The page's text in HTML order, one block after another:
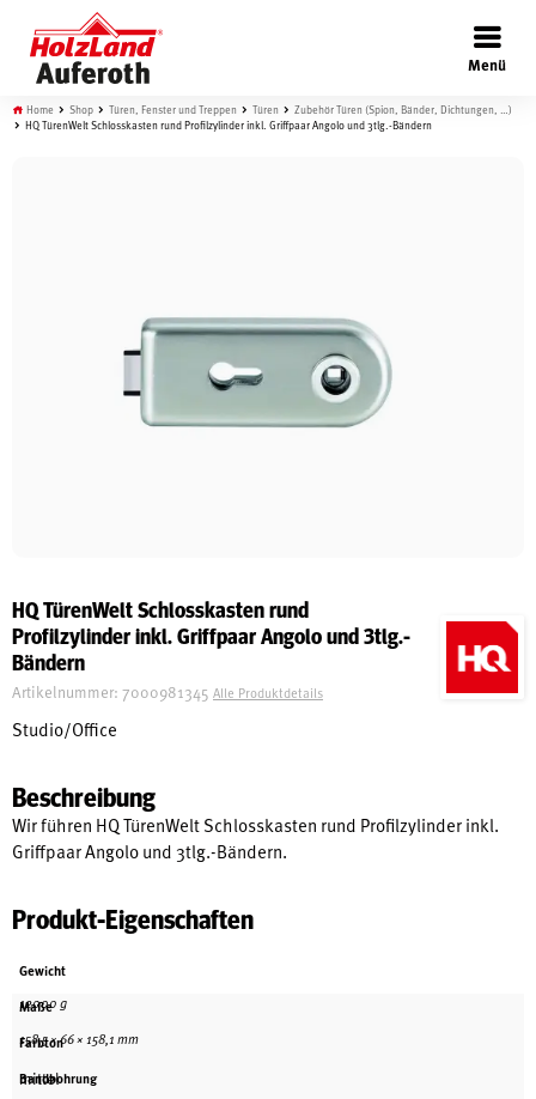
Menü
×
Wand
Shop
Infos
Kataloge
Home Shop Türen, Fenster und Treppen Türen
Zubehör Türen (Spion, Bänder, Dichtungen, …)
HQ TürenWelt Schlosskasten rund Profilzylinder inkl. Griffpaar Angolo und 3tlg.-Bändern
HQ TürenWelt Schlosskasten rund
Profilzylinder inkl. Griffpaar Angolo und 3tlg.-
Bändern
Artikelnummer: 7000981345 Alle Produktdetails
Studio/Office
Beschreibung
Wir führen HQ TürenWelt Schlosskasten rund Profilzylinder inkl.
Griffpaar Angolo und 3tlg.-Bändern.
Produkt-Eigenschaften
Gewicht
12000 g
Maße
158,5 × 66 × 158,1 mm
Farbton
mittel
Bandbohrung